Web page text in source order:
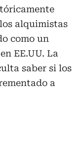
alquimistas
como un
EE.UU. La
saber si los
a